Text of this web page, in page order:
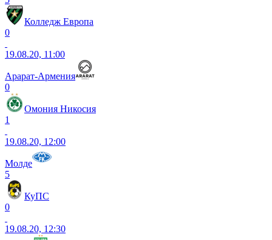
Колледж Европа
0
19.08.20, 11:00
Арарат-Армения
0
Омония Никосия
1
19.08.20, 12:00
Молде
5
КуПС
0
19.08.20, 12:30